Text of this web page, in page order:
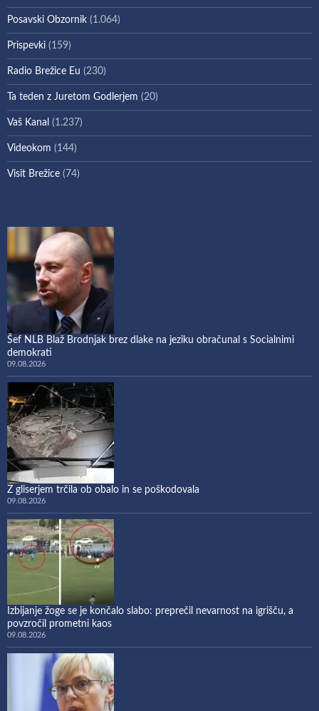
Posavski Obzornik (1.064)
Prispevki (159)
Radio Brežice Eu (230)
Ta teden z Juretom Godlerjem (20)
Vaš Kanal (1.237)
Videokom (144)
Visit Brežice (74)
Šef NLB Blaž Brodnjak brez dlake na jeziku obračunal s Socialnimi
demokrati
09.08.2026
Z gliserjem trčila ob obalo in se poškodovala
09.08.2026
Izbijanje žoge se je končalo slabo: preprečil nevarnost na igrišču, a
povzročil prometni kaos
09.08.2026